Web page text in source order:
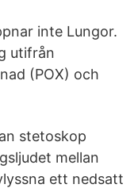
inte Lungor.
utifrån
(POX) och
stetoskop
mellan
ett nedsatt